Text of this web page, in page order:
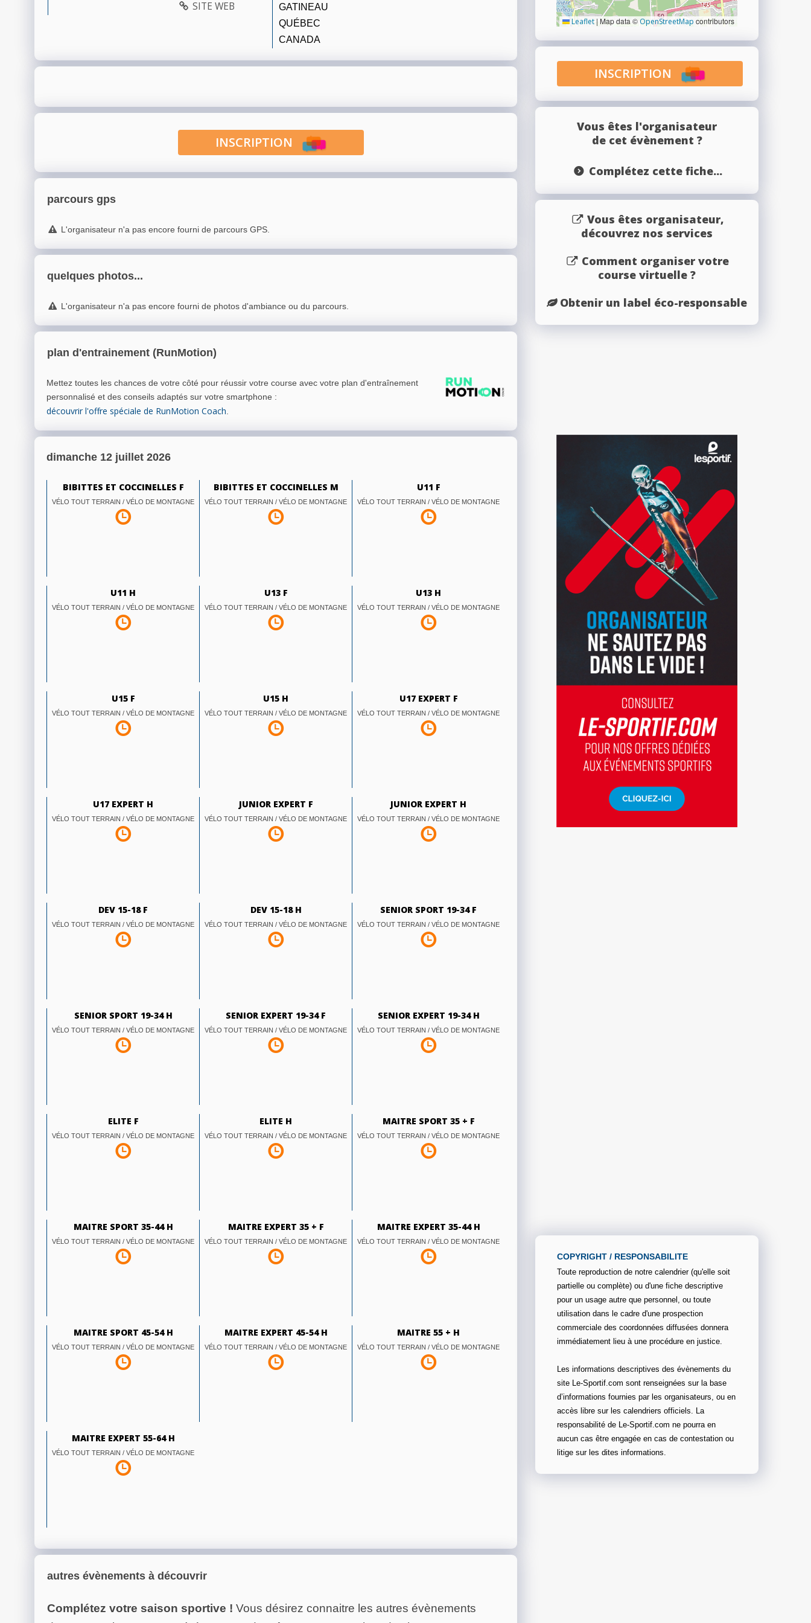
SITE WEB
GATINEAU
QUÉBEC
CANADA
INSCRIPTION
parcours gps
L'organisateur n'a pas encore fourni de parcours GPS.
quelques photos...
L'organisateur n'a pas encore fourni de photos d'ambiance ou du parcours.
plan d'entrainement (RunMotion)
Mettez toutes les chances de votre côté pour réussir votre course avec votre plan d'entraînement
personnalisé et des conseils adaptés sur votre smartphone :
découvrir l'offre spéciale de RunMotion Coach.
dimanche 12 juillet 2026
BIBITTES ET COCCINELLES F
VÉLO TOUT TERRAIN / VÉLO DE MONTAGNE
BIBITTES ET COCCINELLES M
VÉLO TOUT TERRAIN / VÉLO DE MONTAGNE
U11 F
VÉLO TOUT TERRAIN / VÉLO DE MONTAGNE
U11 H
VÉLO TOUT TERRAIN / VÉLO DE MONTAGNE
U13 F
VÉLO TOUT TERRAIN / VÉLO DE MONTAGNE
U13 H
VÉLO TOUT TERRAIN / VÉLO DE MONTAGNE
U15 F
VÉLO TOUT TERRAIN / VÉLO DE MONTAGNE
U15 H
VÉLO TOUT TERRAIN / VÉLO DE MONTAGNE
U17 EXPERT F
VÉLO TOUT TERRAIN / VÉLO DE MONTAGNE
U17 EXPERT H
VÉLO TOUT TERRAIN / VÉLO DE MONTAGNE
JUNIOR EXPERT F
VÉLO TOUT TERRAIN / VÉLO DE MONTAGNE
JUNIOR EXPERT H
VÉLO TOUT TERRAIN / VÉLO DE MONTAGNE
DEV 15-18 F
VÉLO TOUT TERRAIN / VÉLO DE MONTAGNE
DEV 15-18 H
VÉLO TOUT TERRAIN / VÉLO DE MONTAGNE
SENIOR SPORT 19-34 F
VÉLO TOUT TERRAIN / VÉLO DE MONTAGNE
SENIOR SPORT 19-34 H
VÉLO TOUT TERRAIN / VÉLO DE MONTAGNE
SENIOR EXPERT 19-34 F
VÉLO TOUT TERRAIN / VÉLO DE MONTAGNE
SENIOR EXPERT 19-34 H
VÉLO TOUT TERRAIN / VÉLO DE MONTAGNE
ELITE F
VÉLO TOUT TERRAIN / VÉLO DE MONTAGNE
ELITE H
VÉLO TOUT TERRAIN / VÉLO DE MONTAGNE
MAITRE SPORT 35 + F
VÉLO TOUT TERRAIN / VÉLO DE MONTAGNE
MAITRE SPORT 35-44 H
VÉLO TOUT TERRAIN / VÉLO DE MONTAGNE
MAITRE EXPERT 35 + F
VÉLO TOUT TERRAIN / VÉLO DE MONTAGNE
MAITRE EXPERT 35-44 H
VÉLO TOUT TERRAIN / VÉLO DE MONTAGNE
MAITRE SPORT 45-54 H
VÉLO TOUT TERRAIN / VÉLO DE MONTAGNE
MAITRE EXPERT 45-54 H
VÉLO TOUT TERRAIN / VÉLO DE MONTAGNE
MAITRE 55 + H
VÉLO TOUT TERRAIN / VÉLO DE MONTAGNE
MAITRE EXPERT 55-64 H
VÉLO TOUT TERRAIN / VÉLO DE MONTAGNE
autres évènements à découvrir
Complétez votre saison sportive ! Vous désirez connaitre les autres évènements
Leaflet | Map data ©OpenStreetMap contributors
INSCRIPTION
Vous êtes l'organisateur
de cet évènement ?
Complétez cette fiche...
Vous êtes organisateur,
découvrez nos services
Comment organiser votre
course virtuelle ?
Obtenir un label éco-responsable
COPYRIGHT / RESPONSABILITE
Toute reproduction de notre calendrier (qu'elle soit
partielle ou complète) ou d'une fiche descriptive
pour un usage autre que personnel, ou toute
utilisation dans le cadre d'une prospection
commerciale des coordonnées diffusées donnera
immédiatement lieu à une procédure en justice.
Les informations descriptives des évènements du
site Le-Sportif.com sont renseignées sur la base
d’informations fournies par les organisateurs, ou en
accès libre sur les calendriers officiels. La
responsabilité de Le-Sportif.com ne pourra en
aucun cas être engagée en cas de contestation ou
litige sur les dites informations.